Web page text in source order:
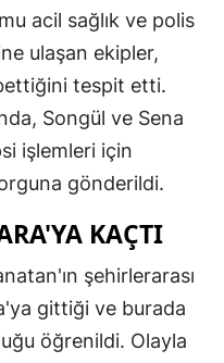
acil sağlık ve polis
ulaşan ekipler,
tespit etti.
Songül ve Sena
işlemleri için
gönderildi.
KAÇTI
şehirlerarası
gittiği ve burada
öğrenildi. Olayla